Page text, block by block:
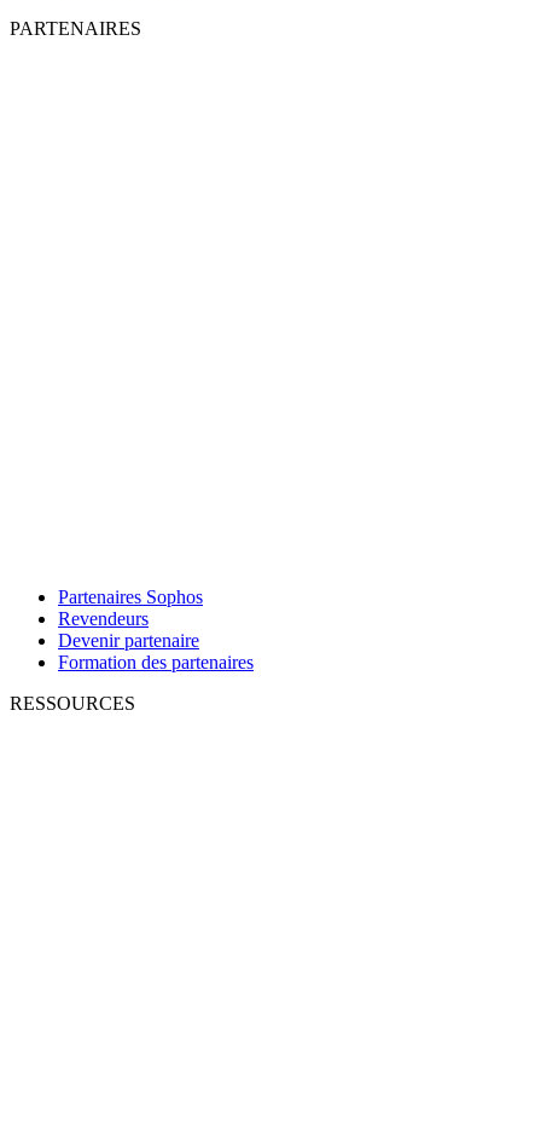
PARTENAIRES
Partenaires Sophos
Revendeurs
Devenir partenaire
Formation des partenaires
RESSOURCES